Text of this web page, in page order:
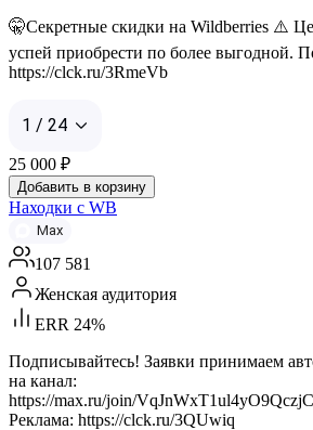
🤫Секретные скидки на Wildberries ⚠️
успей приобрести по более выгодной.
https://clck.ru/3RmeVb
1 / 24
25 000 ₽
Добавить в корзину
Находки с WB
Max
107 581
Женская аудитория
ERR 24%
Подписывайтесь! Заявки принимаем
на канал:
https://max.ru/join/
Реклама: https://clck.ru/3QUwiq